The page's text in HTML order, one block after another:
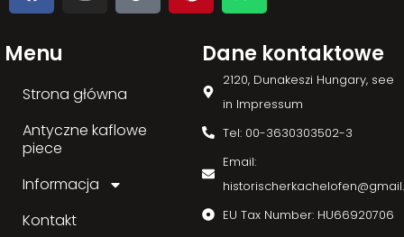
Menu
Strona główna
Antyczne kaflowe
piece
Informacja
Kontakt
Dane kontaktowe
2120, Dunakeszi Hungary, see
in Impressum
Tel: 00-3630303502-3
Email:
EU Tax Number: HU66920706